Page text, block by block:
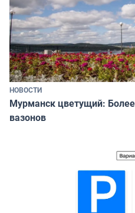
НОВОСТИ
Мурманск цветущий:
вазонов